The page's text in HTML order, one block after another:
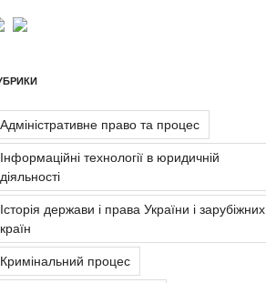
Адміністративне право та процес
Інформаційні технології в юридичній
діяльності
Історія держави і права України і зарубіжних
країн
Кримінальний процес